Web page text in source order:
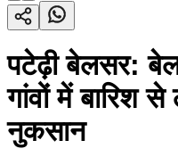
पटेढ़ी बेलसर:
गांवों में बारिश
नुकसान